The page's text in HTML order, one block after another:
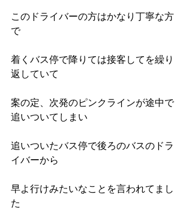
このドライバーの方はかなり丁寧な方
で
着くバス停で降りては接客してを繰り
返していて
案の定、次発のピンクラインが途中で
追いついてしまい
追いついたバス停で後ろのバスのドラ
イバーから
早よ行けみたいなことを言われてまし
た